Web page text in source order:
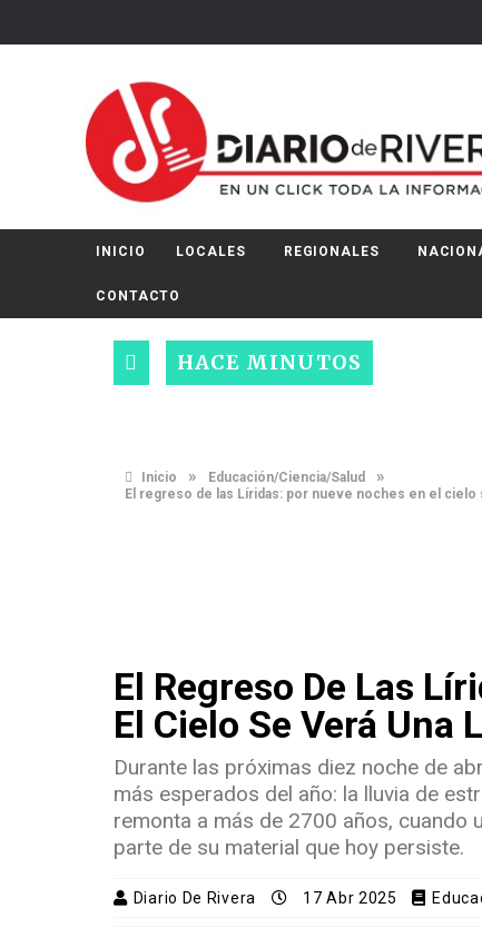
INICIO LOCALES REGIONALES
CONTACTO
HACE MINUTOS
Inicio » Educación/Ciencia/Salud »
El regreso de las Líridas: por nueve noches en el cielo
El Regreso De Las
El Cielo Se Verá Una
Durante las próximas diez noche de
más esperados del año: la lluvia de
remonta a más de 2700 años, cuando
parte de su material que hoy persiste.
Diario De Rivera 17 Abr 2025